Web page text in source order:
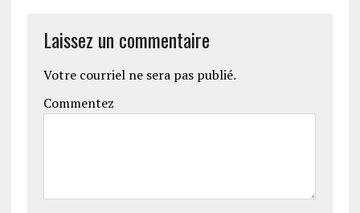
Laissez un commentaire
Votre courriel ne sera pas publié.
Commentez